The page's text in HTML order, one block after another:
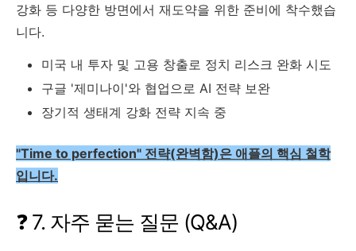
강화 등 다양한 방면에서 재도약을 위한 준비에 착수했습
니다.
미국 내 투자 및 고용 창출로 정치 리스크 완화 시도
구글 '제미나이'와 협업으로 AI 전략 보완
장기적 생태계 강화 전략 지속 중
"Time to perfection" 전략(완벽함)은 애플의 핵심 철학
입니다.
❓ 7. 자주 묻는 질문 (Q&A)